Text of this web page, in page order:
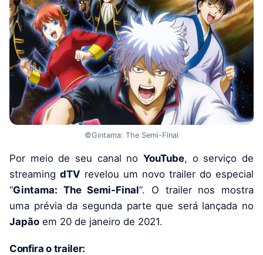
©Gintama: The Semi-Final
Por meio de seu canal no YouTube, o serviço de
streaming dTV revelou um novo trailer do especial
“Gintama: The Semi-Final“.
O trailer nos mostra
uma prévia da segunda parte que será lançada no
Japão em 20 de janeiro de 2021.
Confira o trailer: